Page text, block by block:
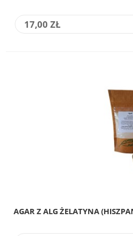
17,00 ZŁ
AGAR Z ALG ŻELATYNA